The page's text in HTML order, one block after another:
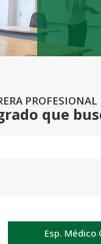
PROFESIONAL
que
Esp. Médico